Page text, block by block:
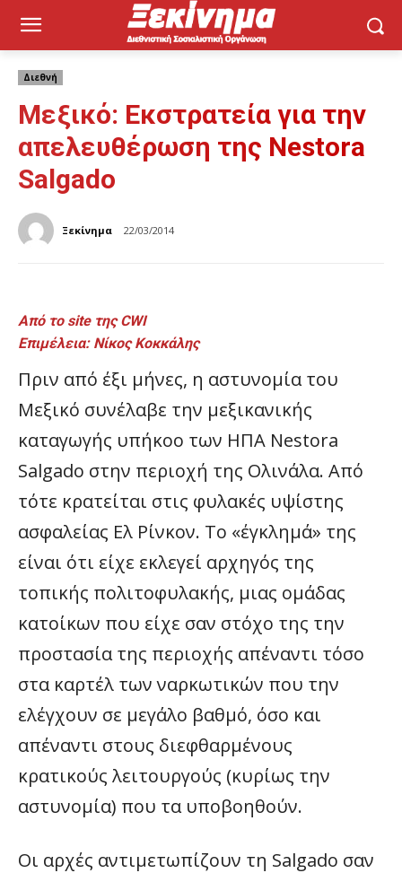
Διεθνή
Μεξικό: Εκστρατεία για την
απελευθέρωση της Nestora
Salgado
Ξεκίνημα 22/03/2014
Από το site της CWI
Eπιμέλεια: Νίκος Κοκκάλης
Πριν από έξι μήνες, η αστυνομία του
Μεξικό συνέλαβε την μεξικανικής
καταγωγής υπήκοο των ΗΠΑ Nestora
Salgado στην περιοχή της Ολινάλα. Από
τότε κρατείται στις φυλακές υψίστης
ασφαλείας Ελ Ρίνκον. Το «έγκλημά» της
είναι ότι είχε εκλεγεί αρχηγός της
τοπικής πολιτοφυλακής, μιας ομάδας
κατοίκων που είχε σαν στόχο της την
προστασία της περιοχής απέναντι τόσο
στα καρτέλ των ναρκωτικών που την
ελέγχουν σε μεγάλο βαθμό, όσο και
απέναντι στους διεφθαρμένους
κρατικούς λειτουργούς (κυρίως την
αστυνομία) που τα υποβοηθούν.
Οι αρχές αντιμετωπίζουν τη Salgado σαν